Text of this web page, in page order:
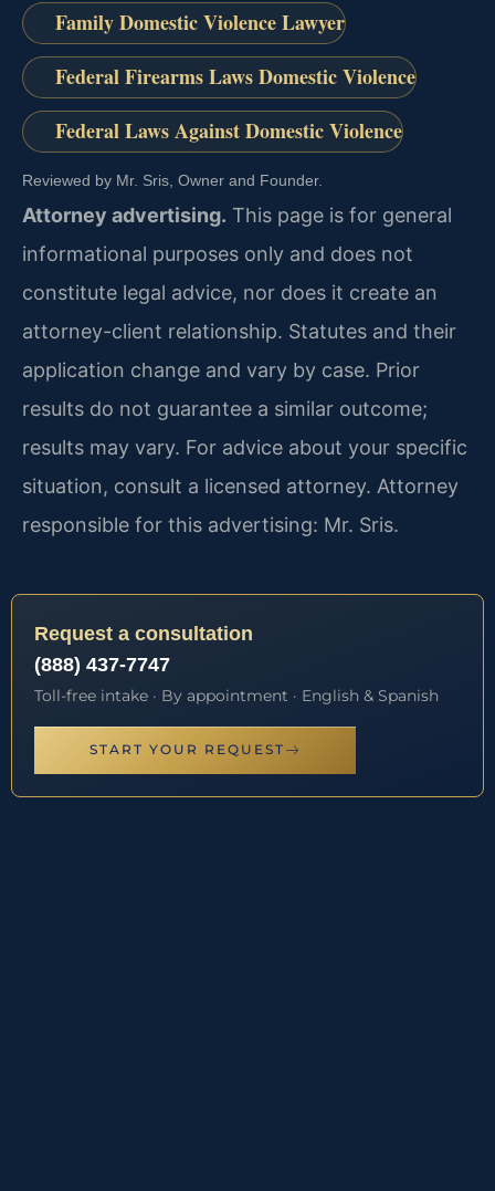
Family Domestic Violence Lawyer
Federal Firearms Laws Domestic Violence
Federal Laws Against Domestic Violence
Reviewed by Mr. Sris, Owner and Founder.
Attorney advertising. This page is for general
informational purposes only and does not
constitute legal advice, nor does it create an
attorney-client relationship. Statutes and their
application change and vary by case. Prior
results do not guarantee a similar outcome;
results may vary. For advice about your specific
situation, consult a licensed attorney. Attorney
responsible for this advertising: Mr. Sris.
Request a consultation
(888) 437-7747
Toll-free intake · By appointment · English & Spanish
START YOUR REQUEST